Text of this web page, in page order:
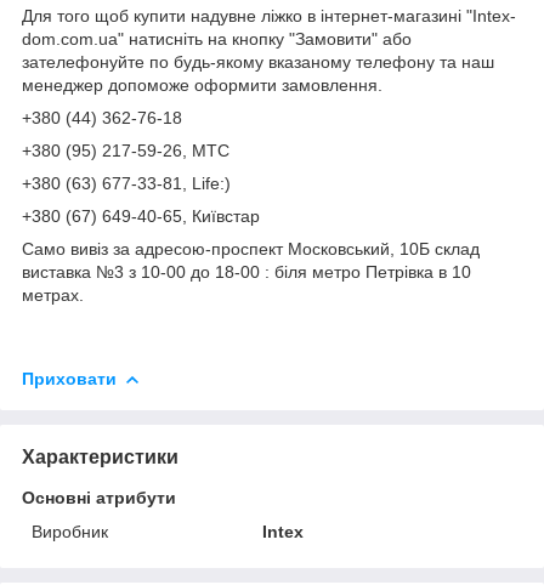
Для того щоб купити надувне ліжко в інтернет-магазині "Intex-
dom.com.ua" натисніть на кнопку "Замовити" або
зателефонуйте по будь-якому вказаному телефону та наш
менеджер допоможе оформити замовлення.
+380 (44) 362-76-18
+380 (95) 217-59-26, МТС
+380 (63) 677-33-81, Life:)
+380 (67) 649-40-65, Київстар
Само вивіз за адресою-проспект Московський, 10Б склад
виставка №3 з 10-00 до 18-00 : біля метро Петрівка в 10
метрах.
Приховати
Характеристики
Основні атрибути
Виробник
Intex